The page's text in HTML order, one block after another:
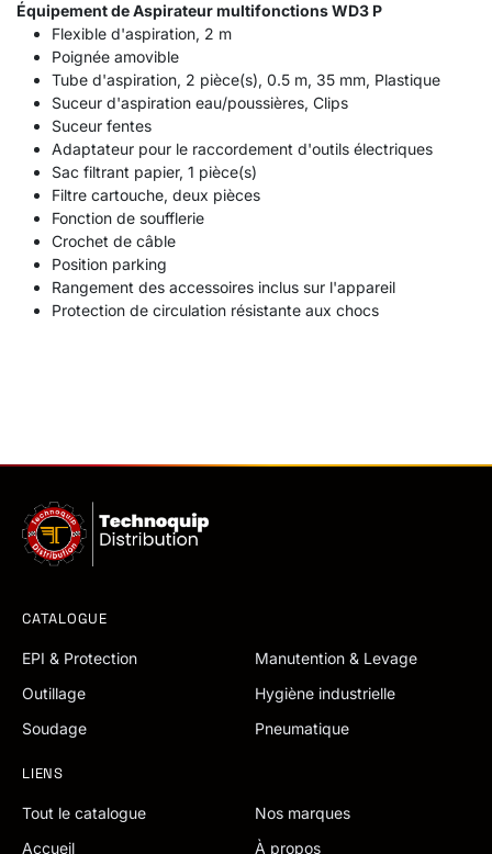
Équipement de Aspirateur multifonctions WD3 P
Flexible d'aspiration, 2 m
Poignée amovible
Tube d'aspiration, 2 pièce(s), 0.5 m, 35 mm, Plastique
Suceur d'aspiration eau/poussières, Clips
Suceur fentes
Adaptateur pour le raccordement d'outils électriques
Sac filtrant papier, 1 pièce(s)
Filtre cartouche, deux pièces
Fonction de soufflerie
Crochet de câble
Position parking
Rangement des accessoires inclus sur l'appareil
Protection de circulation résistante aux chocs
CATALOGUE
EPI & Protection
Manutention & Levage
Outillage
Hygiène industrielle
Soudage
Pneumatique
LIENS
Tout le catalogue
Nos marques
Accueil
À propos